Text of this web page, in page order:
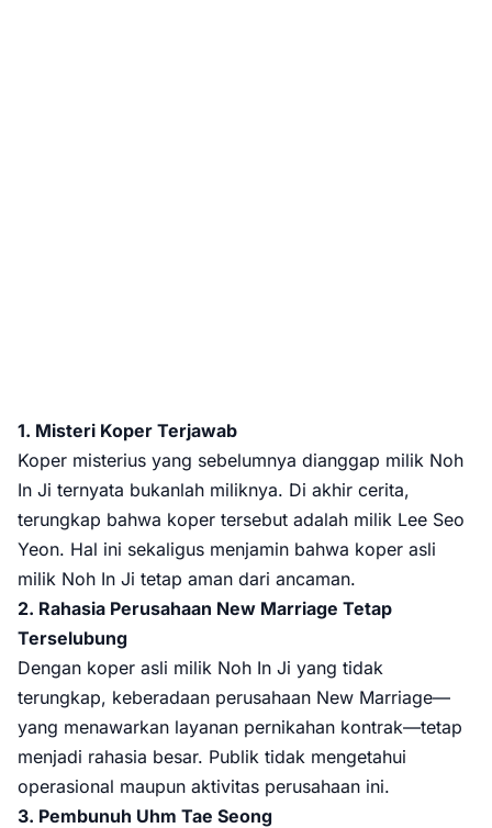
1. Misteri Koper Terjawab
Koper misterius yang sebelumnya dianggap milik Noh
In Ji ternyata bukanlah miliknya. Di akhir cerita,
terungkap bahwa koper tersebut adalah milik Lee Seo
Yeon. Hal ini sekaligus menjamin bahwa koper asli
milik Noh In Ji tetap aman dari ancaman.
2. Rahasia Perusahaan New Marriage Tetap
Terselubung
Dengan koper asli milik Noh In Ji yang tidak
terungkap, keberadaan perusahaan New Marriage—
yang menawarkan layanan pernikahan kontrak—tetap
menjadi rahasia besar. Publik tidak mengetahui
operasional maupun aktivitas perusahaan ini.
3. Pembunuh Uhm Tae Seong